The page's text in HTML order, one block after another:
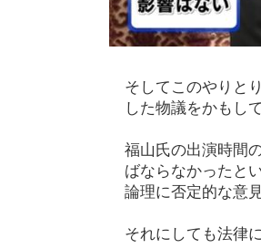
そしてこのやりと
した物議をかもし
福山氏の出演時間
ばならなかったと
論理に否定的な意
それにしても法律